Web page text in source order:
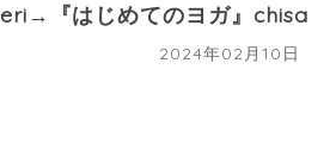
『はじめてのヨガ』chisa
2024年02月10日